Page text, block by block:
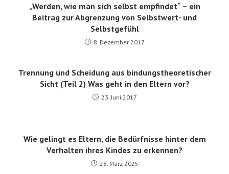
„Werden, wie man sich selbst empfindet“ – ein
Beitrag zur Abgrenzung von Selbstwert- und
Selbstgefühl
8. Dezember 2017
Trennung und Scheidung aus bindungstheoretischer
Sicht (Teil 2) Was geht in den Eltern vor?
23. Juni 2017
Wie gelingt es Eltern, die Bedürfnisse hinter dem
Verhalten ihres Kindes zu erkennen?
28. März 2025